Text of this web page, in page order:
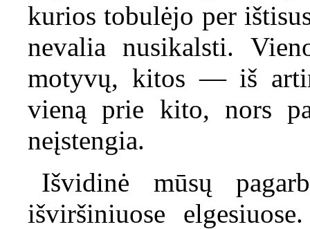
kurios tobulėjo per
nevalia nusikalsti.
motyvų, kitos — iš
vieną prie kito, nors
neįstengia.
Išvidinė mūsų
išviršiniuose